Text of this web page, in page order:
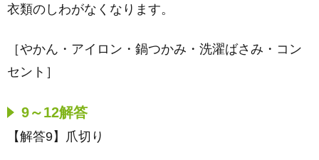
衣類のしわがなくなります。
［やかん・アイロン・鍋つかみ・洗濯ばさみ・コン
セント］
9～12解答
【解答9】爪切り